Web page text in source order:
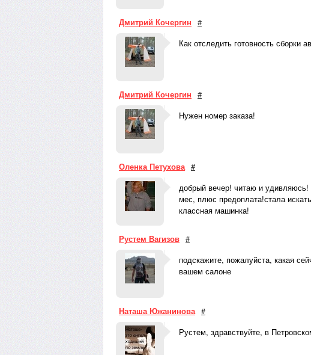
Дмитрий Кочергин #
Как отследить готовность сборки
Дмитрий Кочергин #
Нужен номер заказа!
Оленка Петухова #
добрый вечер! читаю и
мес, плюс предоплата!стала
классная машинка!
Рустем Вагизов #
подскажите, пожалуйста, какая
вашем салоне
Наташа Южанинова #
Рустем, здравствуйте, в